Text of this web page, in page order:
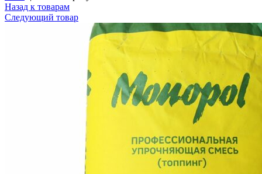
Назад к товарам
Следующий товар